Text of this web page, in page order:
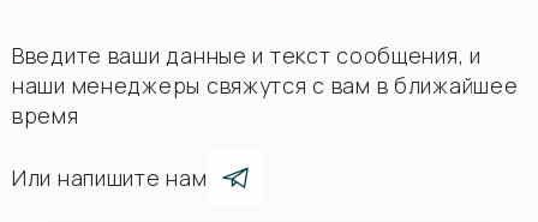
Введите ваши данные и текст сообщения, и
наши менеджеры свяжутся с вам в ближайшее
время
Или напишите нам